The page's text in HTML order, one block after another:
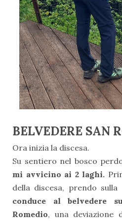
BELVEDERE SAN
Ora inizia la discesa.
Su sentiero nel bosco
mi avvicino ai 2 laghi.
della discesa, prendo
conduce al belvedere
Romedio, una deviazione